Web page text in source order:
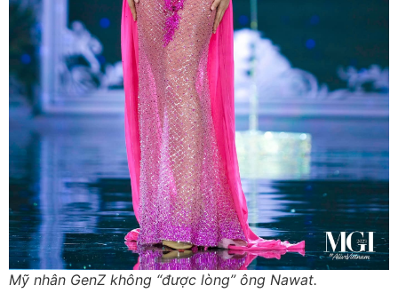
Mỹ nhân GenZ không “được lòng” ông Nawat.